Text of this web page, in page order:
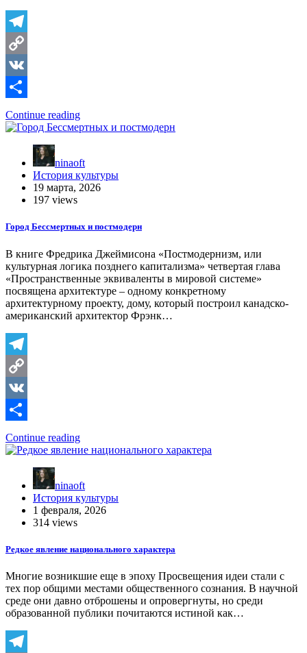
Telegram
Copy
Link
VK
Отправить
Continue reading
ninaoft
История культуры
19 марта, 2026
197 views
Город Бессмертных и постмодерн
В книге Фредрика Джеймисона «Постмодернизм, или
культурная логика позднего капитализма» четвертая глава
«Пространственные эквиваленты в мировой системе»
посвящена архитектуре – одному конкретному
архитектурному проекту, дому, который построил канадско-
американский архитектор Фрэнк…
Telegram
Copy
Link
VK
Отправить
Continue reading
ninaoft
История культуры
1 февраля, 2026
314 views
Редкое явление национального характера
Многие возникшие еще в эпоху Просвещения идеи стали с
тех пор общими местами общественного сознания. В научной
среде они давно отброшены и опровергнуты, но среди
образованной публики почитаются истиной как…